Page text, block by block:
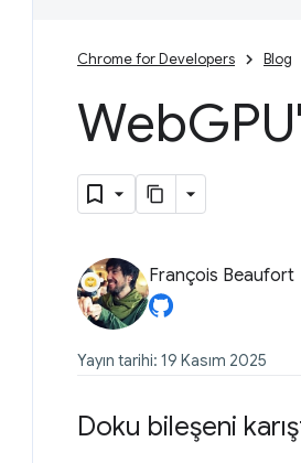
Chrome for Developers Blog
Web
François Beaufort
Yayın tarihi: 19 Kasım 2025
Doku bileşeni